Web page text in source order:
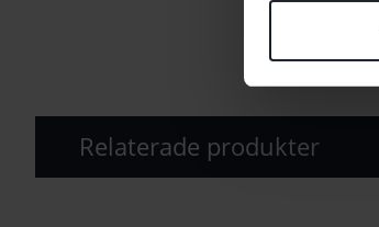
Relaterade produkter